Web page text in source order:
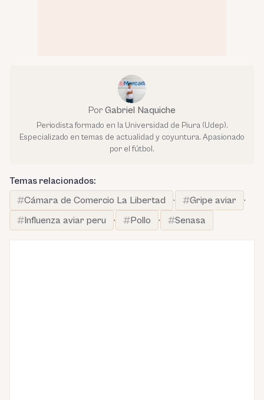
Por Gabriel Naquiche
Periodista formado en la Universidad de Piura (Udep).
Especializado en temas de actualidad y coyuntura. Apasionado
por el fútbol.
Temas relacionados:
Cámara de Comercio La Libertad
· Gripe aviar
·
Influenza aviar peru
· Pollo · Senasa